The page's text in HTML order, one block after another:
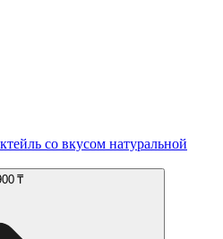
со вкусом натуральной
₸